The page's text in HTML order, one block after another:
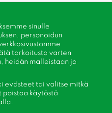
sinulle
personoidun
tarkoitusta varten
heidän malleistaan ​​ja
evästeet tai valitse mitkä
poistaa käytöstä